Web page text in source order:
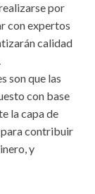
por
con expertos
calidad
son que las
con base
la capa de
contribuir
y